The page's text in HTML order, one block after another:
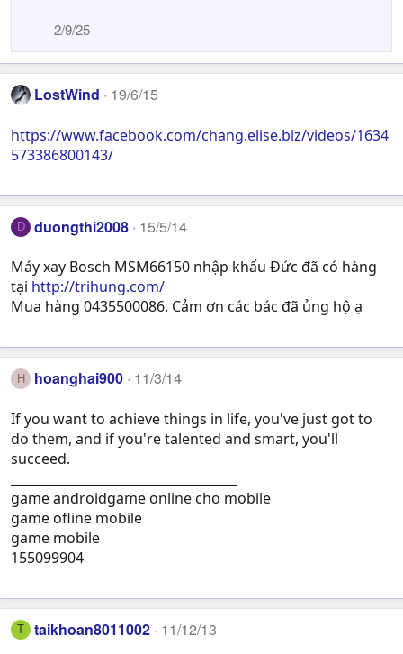
o
n
s
:
2/9/25
LostWind 19/6/15
https://www.facebook.com/chang.elise.biz/videos/1634
573386800143/
D duongthi2008 15/5/14
Máy xay Bosch MSM66150 nhập khẩu Đức đã có hàng
tại http://trihung.com/
Mua hàng 0435500086. Cảm ơn các bác đã ủng hộ ạ
H hoanghai900 11/3/14
If you want to achieve things in life, you've just got to
do them, and if you're talented and smart, you'll
succeed.
game androidgame online cho mobile
game ofline mobile
game mobile
155099904
T taikhoan8011002 11/12/13